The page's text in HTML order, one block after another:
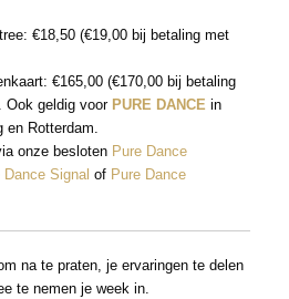
€18,50 (€19,00 bij betaling met
€165,00 (€170,00 bij betaling
Ook geldig voor PURE DANCE in
en Rotterdam.
onze besloten Pure Dance
Dance Signal of Pure Dance
na te praten, je ervaringen te delen
te nemen je week in.